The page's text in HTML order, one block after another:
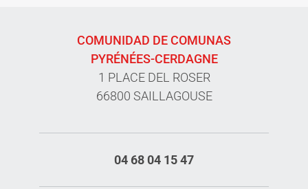
COMUNIDAD DE COMUNAS
PYRÉNÉES-CERDAGNE
1 PLACE DEL ROSER
66800 SAILLAGOUSE
04 68 04 15 47